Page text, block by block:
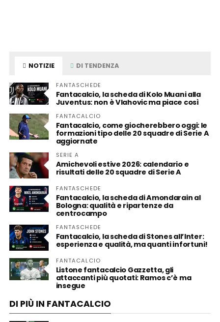
NOTIZIE DI TENDENZA
FANTASCHEDE
Fantacalcio, la scheda di Kolo Muani alla
Juventus: non è Vlahovic ma piace così
FANTACALCIO
Fantacalcio, come giocherebbero oggi: le
formazioni tipo delle 20 squadre di Serie A
aggiornate
SERIE A
Amichevoli estive 2026: calendario e
risultati delle 20 squadre di Serie A
FANTASCHEDE
Fantacalcio, la scheda di Amondarain al
Bologna: qualità e ripartenze da
centrocampo
FANTASCHEDE
Fantacalcio, la scheda di Stones all’Inter:
esperienza e qualità, ma quanti infortuni!
FANTACALCIO
Listone fantacalcio Gazzetta, gli
attaccanti più quotati: Ramos c’è ma
insegue
DI PIÙ IN FANTACALCIO